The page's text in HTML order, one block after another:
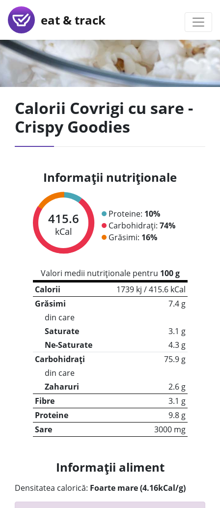
eat & track
Calorii Covrigi cu sare -
Crispy Goodies
Informații nutriționale
415.6
kCal
Proteine: 10%
Carbohidrați: 74%
Grăsimi: 16%
Valori medii nutriționale pentru 100 g
Calorii
1739 kj / 415.6 kCal
Grăsimi
7.4 g
din care
Saturate
3.1 g
Ne-Saturate
4.3 g
Carbohidrați
75.9 g
din care
Zaharuri
2.6 g
Fibre
3.1 g
Proteine
9.8 g
Sare
3000 mg
Informații aliment
Densitatea calorică: Foarte mare (4.16kCal/g)